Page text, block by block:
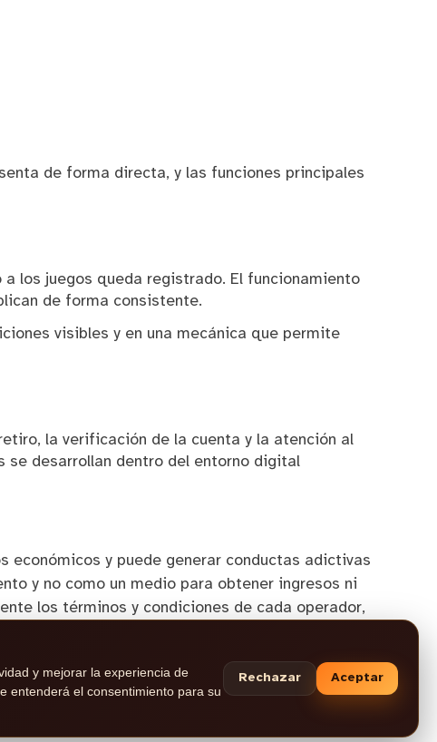
de forma directa, y las funciones principales
los juegos queda registrado. El funcionamiento
de forma consistente.
visibles y en una mecánica que permite
la verificación de la cuenta y la atención al
se desarrollan dentro del entorno digital
económicos y puede generar conductas adictivas
y no como un medio para obtener ingresos ni
los términos y condiciones de cada operador,
|Política de privacidad|Política de
y mejorar la experiencia de
entenderá el consentimiento para su
Rechazar Aceptar